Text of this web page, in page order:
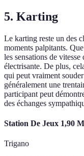
5. Karting
Le karting reste un des
moments palpitants.
les sensations de
électrisante. De plus,
qui peut vraiment
généralement une
participant peut
des échanges
Station De Jeux 1,90
Trigano